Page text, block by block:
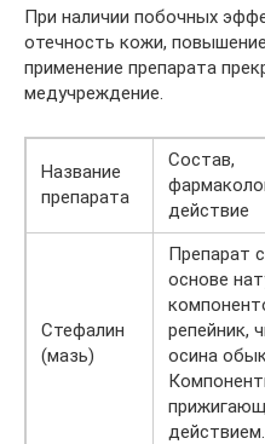
При наличии побочных
отечность кожи,
применение препарата
медучреждение.
Название
препарата
Состав,
действие
Стефалин
(мазь)
Препарат
основе
репейник,
осина
действием.